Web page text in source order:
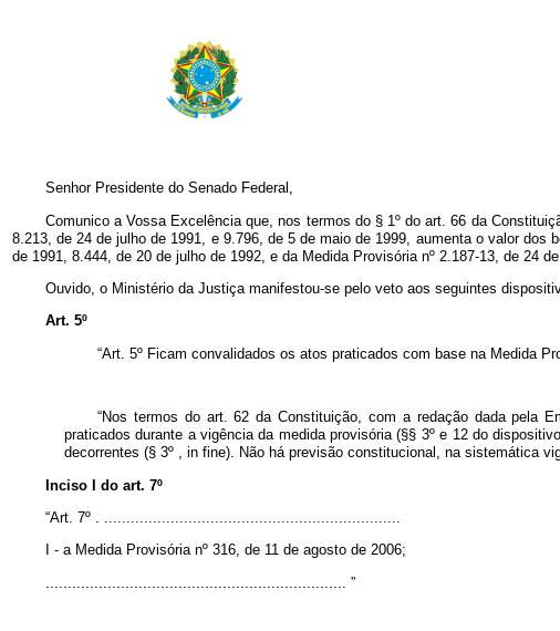
Senhor Presidente do Senado Federal,
Comunico a Vossa Excelência que, nos termos do § 1º do art. 66 da
8.213, de 24 de julho de 1991, e 9.796, de 5 de maio de 1999, aumenta o valor
de 1991, 8.444, de 20 de julho de 1992, e da Medida Provisória nº 2.187-13, de 24
Ouvido, o Ministério da Justiça manifestou-se pelo veto aos seguintes
Art. 5º
“Art. 5º Ficam convalidados os atos praticados com base na Medida
“Nos termos do art. 62 da Constituição, com a redação dada pela
praticados durante a vigência da medida provisória (§§ 3º e 12 do
decorrentes (§ 3º , in fine). Não há previsão constitucional, na sistemática
Inciso I do art. 7º
“Art. 7º .
I - a Medida Provisória nº 316, de 11 de agosto de 2006;
.................................................................... ”